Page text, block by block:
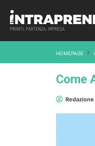
HOMEPAGE
Come